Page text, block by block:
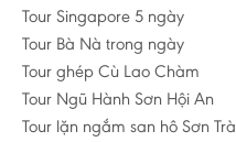
Tour Singapore 5 ngày
Tour Bà Nà trong ngày
Tour ghép Cù Lao Chàm
Tour Ngũ Hành Sơn Hội An
Tour lặn ngắm san hô Sơn Trà